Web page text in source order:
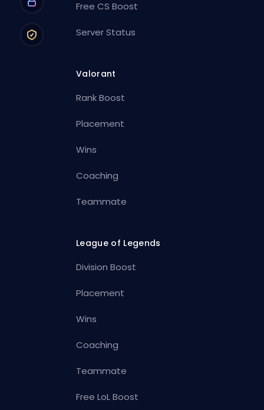
Free CS Boost
Server Status
Valorant
Rank Boost
Placement
Wins
Coaching
Teammate
League of Legends
Division Boost
Placement
Wins
Coaching
Teammate
Free LoL Boost